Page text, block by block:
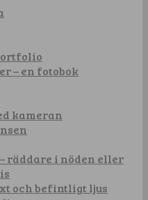
– en fotobok
kameran
räddare i nöden eller
och befintligt ljus